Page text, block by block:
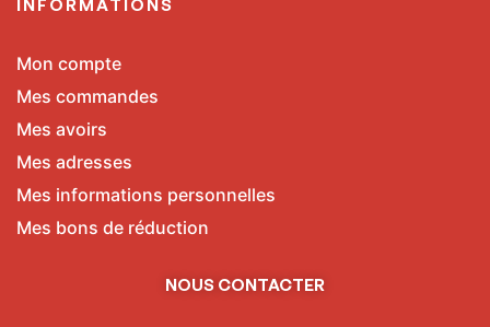
INFORMATIONS
Mon compte
Mes commandes
Mes avoirs
Mes adresses
Mes informations personnelles
Mes bons de réduction
NOUS CONTACTER